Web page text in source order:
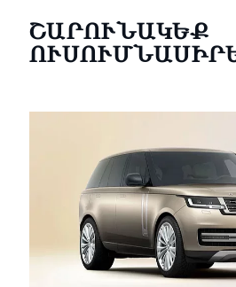
ՇԱՐՈՒՆԱԿԵՔ